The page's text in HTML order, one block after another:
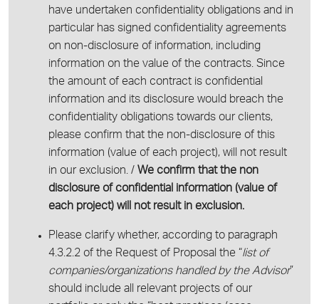
have undertaken confidentiality obligations and in
particular has signed confidentiality agreements
on non-disclosure of information, including
information on the value of the contracts. Since
the amount of each contract is confidential
information and its disclosure would breach the
confidentiality obligations towards our clients,
please confirm that the non-disclosure of this
information (value of each project), will not result
in our exclusion. / We confirm that the non
disclosure of confidential information (value of
each project) will not result in exclusion.
Please clarify whether, according to paragraph
4.3.2.2 of the Request of Proposal the “ list of
companies/organizations handled by the Advisor”
should include all relevant projects of our